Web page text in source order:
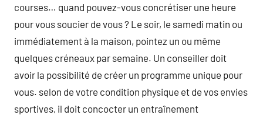
courses… quand pouvez-vous concrétiser une heure
pour vous soucier de vous ? Le soir, le samedi matin ou
immédiatement à la maison, pointez un ou même
quelques créneaux par semaine. Un conseiller doit
avoir la possibilité de créer un programme unique pour
vous. selon de votre condition physique et de vos envies
sportives, il doit concocter un entraînement